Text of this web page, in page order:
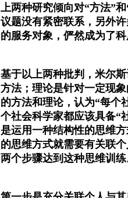
上两种研究倾向对“方法”
议题没有紧密联系，另外
的服务对象，俨然成为了
基于以上两种批判，米尔
方法；理论是针对一定现
的方法和理论，认为“每个
个社会科学家都应该具备“
是运用一种结构性的思维
的思维方式就需要有关联
两个步骤达到这种思维训